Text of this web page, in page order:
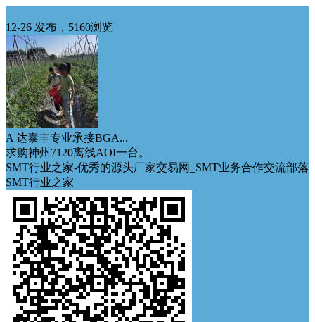
12-26 发布，5160浏览
A 达泰丰专业承接BGA...
求购神州7120离线AOI一台。
SMT行业之家-优秀的源头厂家交易网_SMT业务合作交流部落
SMT行业之家